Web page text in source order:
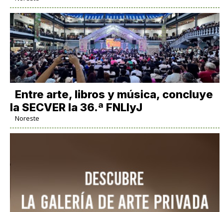
Entre arte, libros y música, concluye
la SECVER la 36.ª FNLIyJ
Noreste